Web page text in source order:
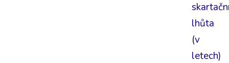
lhůta
(v
letech)